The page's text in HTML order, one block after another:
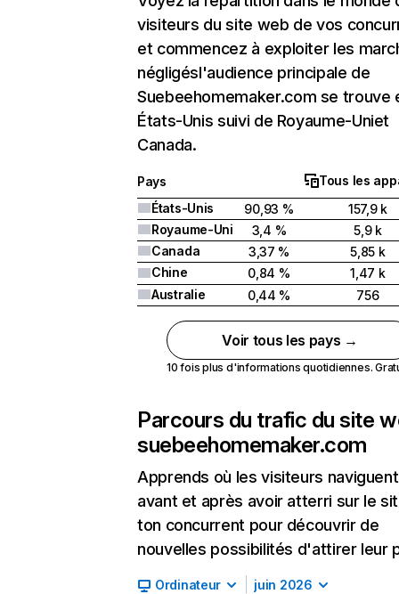
visiteurs du site web de vos
et commencez à exploiter les
négligésl'audience principale de
Suebeehomemaker.com se trouve
États-Unis suivi de Royaume-Uniet
Canada.
Pays
Tous les
États-Unis
90,93 %
157,9 k
Royaume-Uni
3,4 %
5,9 k
Canada
3,37 %
5,85 k
Chine
0,84 %
1,47 k
Australie
0,44 % 756
Voir tous les pays →
10 fois plus d'informations quotidiennes.
Parcours du trafic du site
suebeehomemaker.com
Apprends où les visiteurs naviguent
avant et après avoir atterri sur le
ton concurrent pour découvrir de
nouvelles possibilités d'attirer leur
Ordinateur juin 2026